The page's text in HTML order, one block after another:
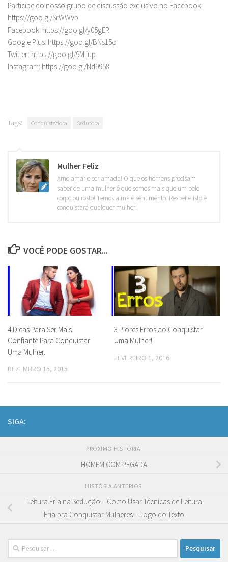
Participe do nosso grupo de discussão exclusivo no Facebook:
https://goo.gl/SrWWVb
Facebook: https://goo.gl/y05gER
Google Plus: https://goo.gl/BNs15o
Twitter: https://goo.gl/9MIjup
Instagram: https://goo.gl/Nd9958
Tags: Conquistadora Sedutora
Mulher Feliz
Amo amar e ser amada! O que os homens precisam
saber de uma mulher é que somos mais que um belo
corpo ou rosto! Temos alma e sentimento. Respeite isto e
conquistará qualquer mulher!
VOCÊ PODE GOSTAR...
4 Dicas Para Ser Mais
Confiante Para Conquistar
Uma Mulher.
DEZEMBRO 15, 2015
3 Piores Erros ao Conquistar
Uma Mulher!
FEVEREIRO 1, 2016
SIGA:
PRÓXIMO HISTÓRIA
HOMEM COM PEGADA
HISTÓRIA ANTERIOR
Leitura Fria na Sedução – Como Usar Técnicas de Leitura
Fria pra Conquistar Mulheres – Jogo do Texto
Pesquisar
por: